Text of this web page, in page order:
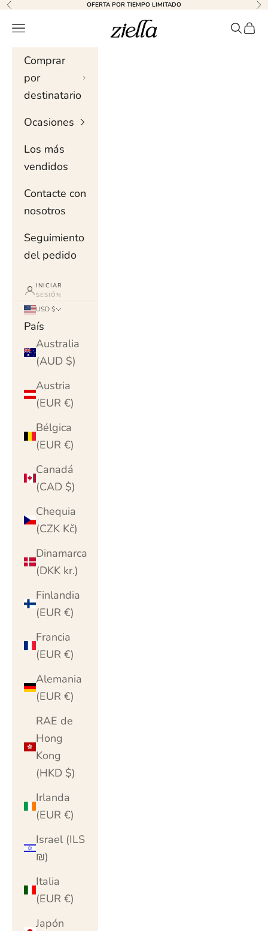
Ir al contenido
Anterior OFERTA POR TIEMPO LIMITADO
Ziella
Menú de navegación Buscar
Comprar
por
destinatario
Ocasiones
Los más
vendidos
Contacte con
nosotros
Seguimiento
del pedido
INICIAR
SESIÓN
USD $
País
Australia
(AUD $)
Austria
(EUR €)
Bélgica
(EUR €)
Canadá
(CAD $)
Chequia
(CZK Kč)
Dinamarca
(DKK kr.)
Finlandia
(EUR €)
Francia
(EUR €)
Alemania
(EUR €)
RAE de
Hong
Kong
(HKD $)
Irlanda
(EUR €)
Israel (ILS
₪)
Italia
(EUR €)
Japón